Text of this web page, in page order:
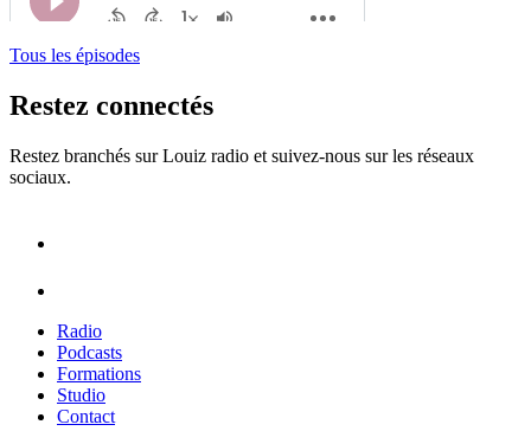
Tous les épisodes
Restez connectés
Restez branchés sur Louiz radio et suivez-nous sur les réseaux
sociaux.
Radio
Podcasts
Formations
Studio
Contact